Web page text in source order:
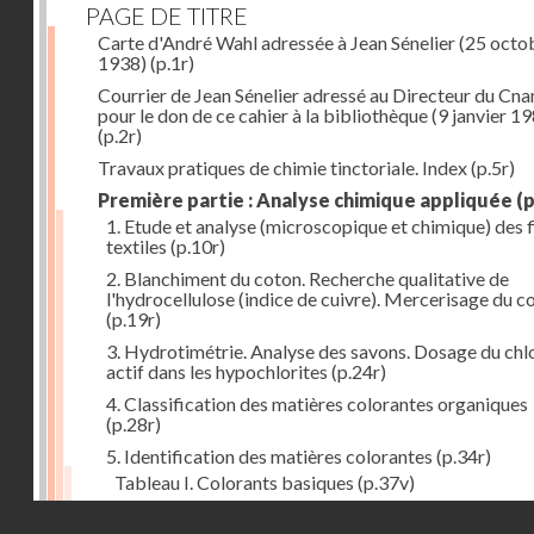
PAGE DE TITRE
Carte d'André Wahl adressée à Jean Sénelier (25
1938) (p.1r)
Courrier de Jean Sénelier adressé au Directeur du
pour le don de ce cahier à la bibliothèque (9 janvier
(p.2r)
Travaux pratiques de chimie tinctoriale. Index(p.5r)
Première partie : Analyse chimique appliquée
1. Etude et analyse (microscopique et chimique) des
textiles (p.10r)
2. Blanchiment du coton. Recherche qualitative de
l'hydrocellulose (indice de cuivre). Mercerisage du
(p.19r)
3. Hydrotimétrie. Analyse des savons. Dosage du
actif dans les hypochlorites (p.24r)
4. Classification des matières colorantes organiques
(p.28r)
5. Identification des matières colorantes (p.34r)
Tableau I. Colorants basiques (p.37v)